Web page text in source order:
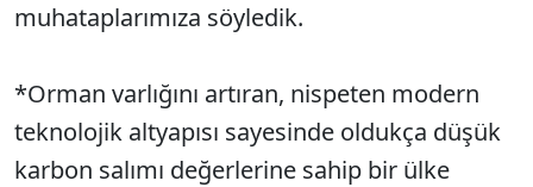
muhataplarımıza söyledik.
*Orman varlığını artıran, nispeten modern
teknolojik altyapısı sayesinde oldukça düşük
karbon salımı değerlerine sahip bir ülke